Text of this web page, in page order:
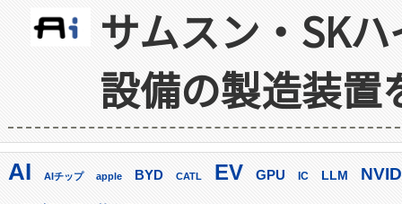
サムスン・SK
設備の製造装置
AI AIチップ apple BYD CATL EV GPU IC LLM